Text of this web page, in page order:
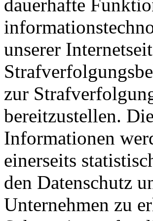
dauerhafte
unserer
zur
bereitzustellen.
Informationen
einerseits
den Datenschutz
Unternehmen zu